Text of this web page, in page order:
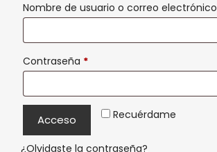
Nombre de usuario o correo electrónico
Contraseña *
Recuérdame
Acceso
¿Olvidaste la contraseña?